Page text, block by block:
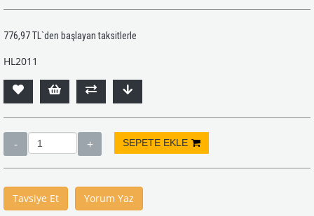
776,97 TL `den başlayan taksitlerle
HL2011
Tavsiye Et Yorum Yaz